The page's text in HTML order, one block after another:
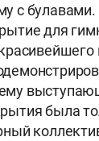
с
для
была